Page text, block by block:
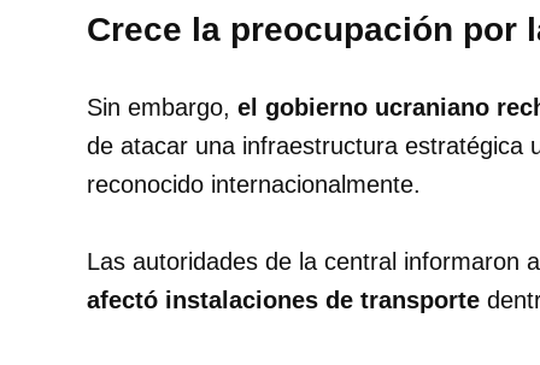
Crece la preocupación por
Sin embargo, el gobierno ucraniano
de atacar una infraestructura estratégica
reconocido internacionalmente.
Las autoridades de la central informaron
afectó instalaciones de transporte